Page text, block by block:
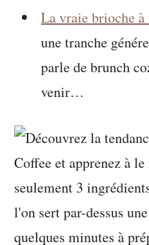
La vraie brioche à
une tranche
parle de brunch
venir…